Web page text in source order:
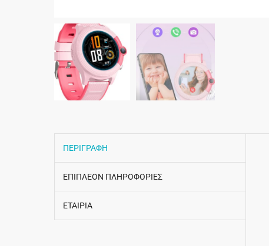
ΠΕΡΙΓΡΑΦΗ
ΕΠΙΠΛΕΟΝ ΠΛΗΡΟΦΟΡΙΕΣ
ΕΤΑΙΡΙΑ